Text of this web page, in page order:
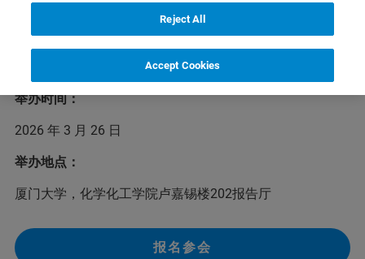
磁共振/电子顺磁共振系列产品及应用解决方案，以及常用
的液体及固体核磁实验。我们欢迎您前来参加本次活动，
布鲁克与您在厦门不见不散！
举办时间：
2026 年 3 月 26 日
举办地点：
厦门大学，化学化工学院卢嘉锡楼202报告厅
报名参会
Reject All
Accept Cookies